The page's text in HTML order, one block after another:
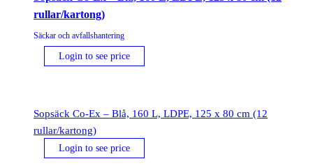
rullar/kartong)
Säckar och avfallshantering
Login to see price
Sopsäck Co-Ex – Blå, 160 L, LDPE, 125 x 80 cm (12
rullar/kartong)
Login to see price